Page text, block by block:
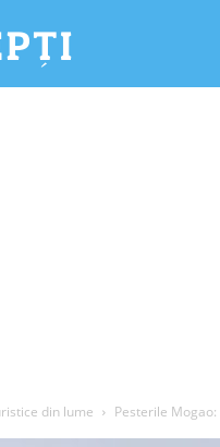
Deștepți.ro
din lume Pesterile